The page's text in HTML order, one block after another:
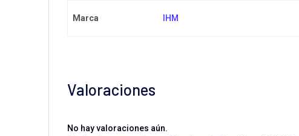
Marca IHM
Valoraciones
No hay valoraciones aún.